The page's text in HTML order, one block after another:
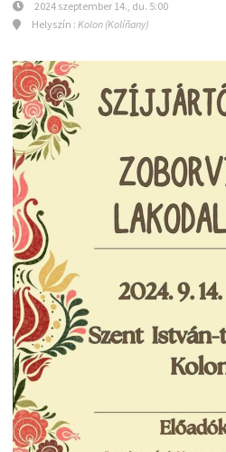
2024 szeptember 14., du. 5:00
Helyszín : Kolon (Kolíňany)